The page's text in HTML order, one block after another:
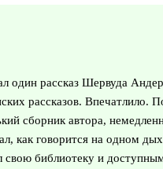
один рассказ Шервуда
рассказов. Впечатлило.
сборник автора,
как говорится на одном
свою библиотеку и